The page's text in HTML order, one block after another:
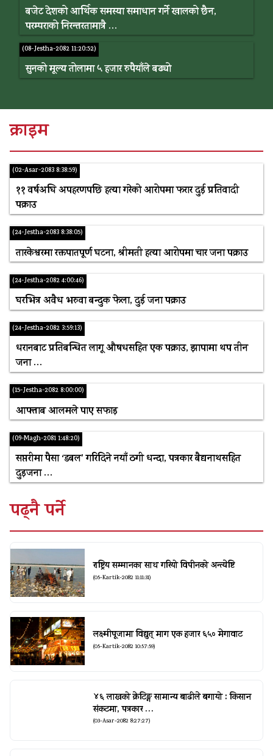
बजेट देशको आर्थिक समस्या समाधान गर्ने खालको छैन,
परम्पराको निरन्तरतामात्रै …
(08-Jestha-2082 11:20:52)
सुनको मूल्य तोलामा ५ हजार रुपैयाँले बढ्यो
क्राइम
(02-Asar-2083 8:38:59)
११ वर्षअघि अपहरणपछि हत्या गरेको आरोपमा फरार दुई प्रतिवादी
पक्राउ
(24-Jestha-2083 8:38:05)
तारकेश्वरमा रक्तपातपूर्ण घटना, श्रीमती हत्या आरोपमा चार जना पक्राउ
(24-Jestha-2082 4:00:46)
घरभित्र अवैध भरुवा बन्दुक फेला, दुई जना पक्राउ
(24-Jestha-2082 3:59:13)
धरानबाट प्रतिबन्धित लागू औषधसहित एक पक्राउ, झापामा थप तीन
जना …
(15-Jestha-2082 8:00:00)
आफ्ताब आलमले पाए सफाइ
(09-Magh-2081 1:48:20)
सप्तरीमा पैसा ‘डबल’ गरिदिने नयाँ ठगी धन्दा, पत्रकार बैद्यनाथसहित
दुइजना …
पढ्नै पर्ने
राष्ट्रिय सम्मानका साथ गरियो विपीनको अन्त्येष्टि
(05-Kartik-2082 11:11:31)
लक्ष्मीपूजामा विद्युत् माग एक हजार ६५० मेगावाट
(05-Kartik-2082 10:57:59)
४६ लाखको क्रेटिङ्ग सामान्य बाढीले बगायो : किसान
संकटमा, पत्रकार …
(03-Asar-2082 8:27:27)